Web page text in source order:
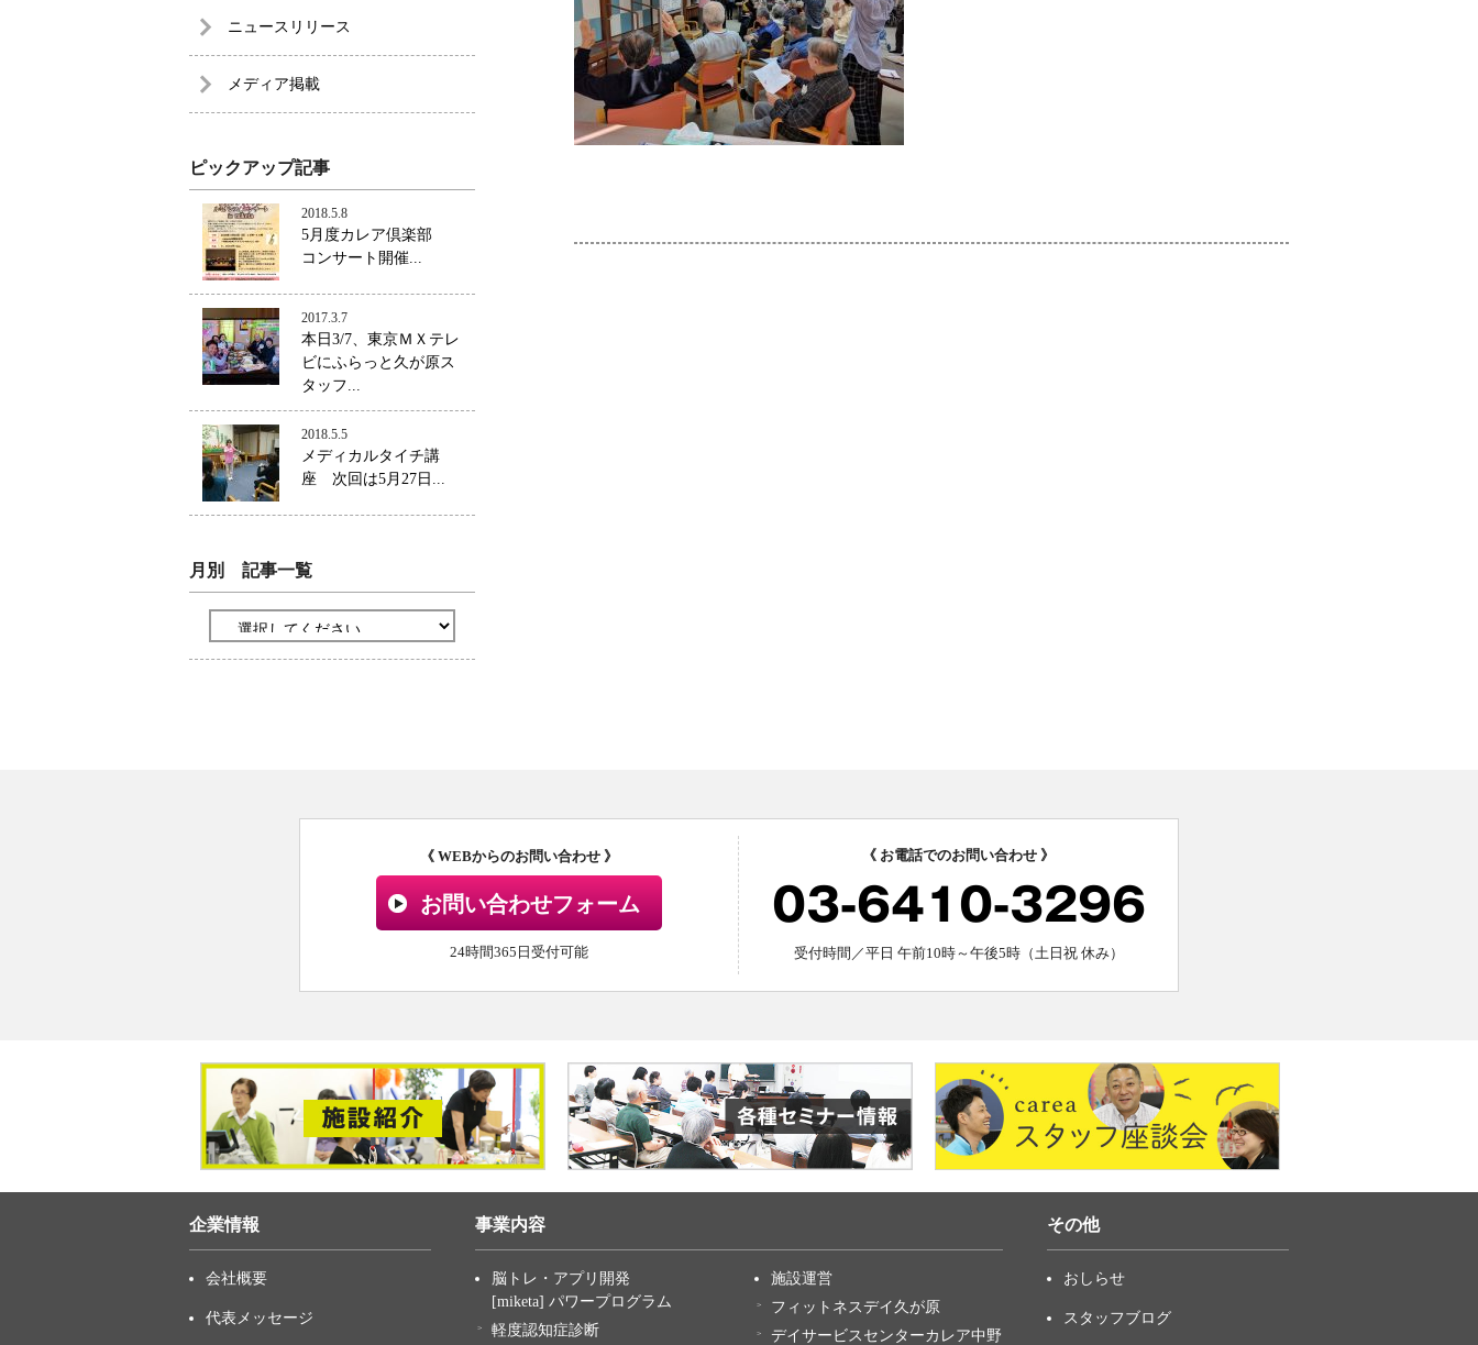
ニュースリリース
メディア掲載
ピックアップ記事
2018.5.8
5月度カレア倶楽部
コンサート開催...
2017.3.7
本日3/7、東京ＭＸテレ
ビにふらっと久が原ス
タッフ...
2018.5.5
メディカルタイチ講
座 次回は5月27日...
月別 記事一覧
《 WEBからのお問い合わせ 》
お問い合わせフォーム
24時間365日受付可能
《 お電話でのお問い合わせ 》
03-6410-3296
受付時間／平日 午前10時～午後5時（土日祝 休み）
企業情報
会社概要
代表メッセージ
事業内容
脳トレ・アプリ開発
[miketa] パワープログラム
軽度認知症診断
施設運営
フィットネスデイ久が原
デイサービスセンターカレア中野
その他
おしらせ
スタッフブログ